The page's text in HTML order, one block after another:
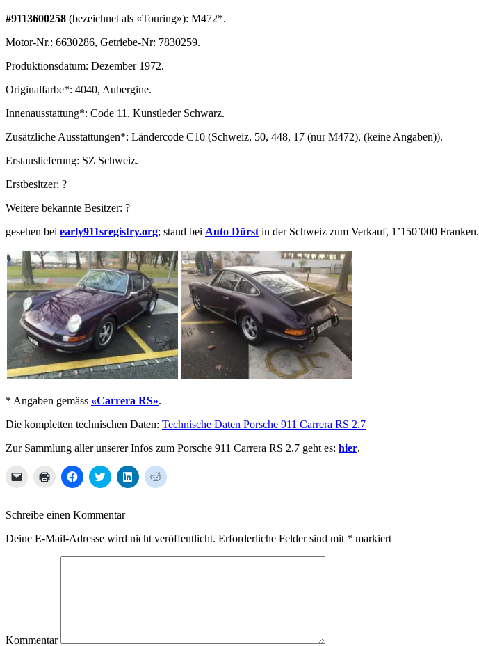
#9113600258 (bezeichnet als «Touring»): M472*.
Motor-Nr.: 6630286, Getriebe-Nr: 7830259.
Produktionsdatum: Dezember 1972.
Originalfarbe*: 4040, Aubergine.
Innenausstattung*: Code 11, Kunstleder Schwarz.
Zusätzliche Ausstattungen*: Ländercode C10 (Schweiz, 50, 448, 17 (nur M472), (keine Angaben)).
Erstauslieferung: SZ Schweiz.
Erstbesitzer: ?
Weitere bekannte Besitzer: ?
gesehen bei early911sregistry.org; stand bei Auto Dürst in der Schweiz zum Verkauf, 1’150’000 Franken.
* Angaben gemäss «Carrera RS».
Die kompletten technischen Daten: Technische Daten Porsche 911 Carrera RS 2.7
Zur Sammlung aller unserer Infos zum Porsche 911 Carrera RS 2.7 geht es: hier.
Klicken,
einen
Link
E-
Klicken
zum
in
neuem
geöffnet)
Klick,
um
zu
teilen
in
Fenster
Klick,
um
zu
teilen
in
Fenster
Klick,
um
in
Fenster
Klick,
um
in
Fenster
Schreibe einen Kommentar
Deine E-Mail-Adresse wird nicht veröffentlicht. Erforderliche Felder sind mit * markiert
Kommentar